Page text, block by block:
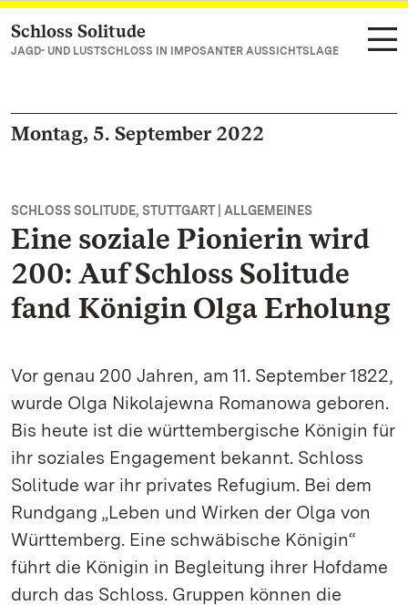
Zum Hauptinhalt springen
Schloss Solitude
JAGD- UND LUSTSCHLOSS IN IMPOSANTER AUSSICHTSLAGE
Montag, 5. September 2022
SCHLOSS SOLITUDE, STUTTGART | ALLGEMEINES
Eine soziale Pionierin wird
200: Auf Schloss Solitude
fand Königin Olga Erholung
Vor genau 200 Jahren, am 11. September 1822,
wurde Olga Nikolajewna Romanowa geboren.
Bis heute ist die württembergische Königin für
ihr soziales Engagement bekannt. Schloss
Solitude war ihr privates Refugium. Bei dem
Rundgang „Leben und Wirken der Olga von
Württemberg. Eine schwäbische Königin“
führt die Königin in Begleitung ihrer Hofdame
durch das Schloss. Gruppen können die